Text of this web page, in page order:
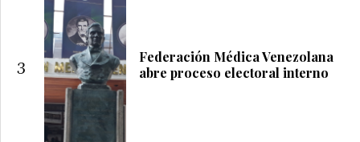
3
Federación Médica Venezolana
abre proceso electoral interno